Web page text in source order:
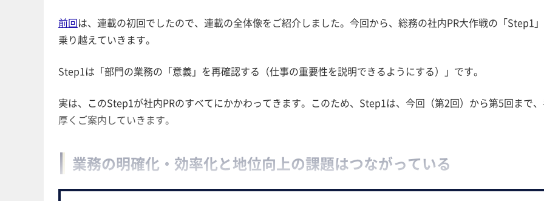
前回は、連載の初回でしたので、連載の全体像をご紹介しました。今回から、総務の社内PR大作戦の「Step1
乗り越えていきます。
Step1は「部門の業務の「意義」を再確認する（仕事の重要性を説明できるようにする）」です。
実は、このStep1が社内PRのすべてにかかわってきます。このため、Step1は、今回（第2回）から第5回まで
厚くご案内していきます。
業務の明確化・効率化と地位向上の課題はつながっている